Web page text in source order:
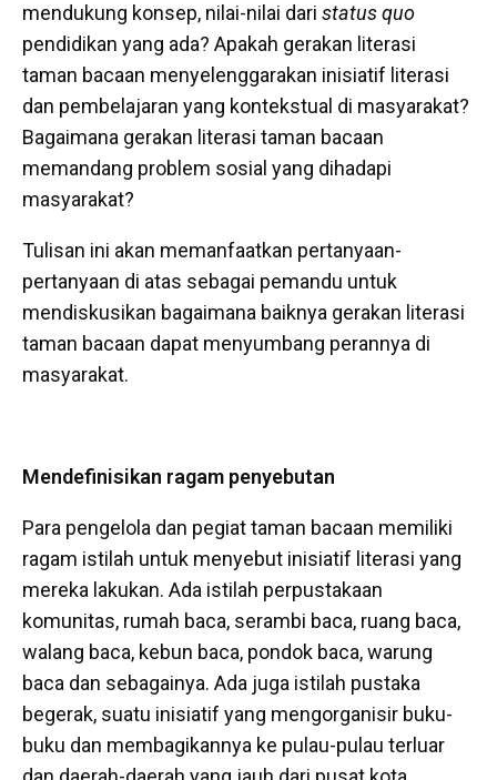
mendukung konsep, nilai-nilai dari status quo
pendidikan yang ada? Apakah gerakan literasi
taman bacaan menyelenggarakan inisiatif literasi
dan pembelajaran yang kontekstual di masyarakat?
Bagaimana gerakan literasi taman bacaan
memandang problem sosial yang dihadapi
masyarakat?
Tulisan ini akan memanfaatkan pertanyaan-
pertanyaan di atas sebagai pemandu untuk
mendiskusikan bagaimana baiknya gerakan literasi
taman bacaan dapat menyumbang perannya di
masyarakat.
Mendefinisikan ragam penyebutan
Para pengelola dan pegiat taman bacaan memiliki
ragam istilah untuk menyebut inisiatif literasi yang
mereka lakukan. Ada istilah perpustakaan
komunitas, rumah baca, serambi baca, ruang baca,
walang baca, kebun baca, pondok baca, warung
baca dan sebagainya. Ada juga istilah pustaka
begerak, suatu inisiatif yang mengorganisir buku-
buku dan membagikannya ke pulau-pulau terluar